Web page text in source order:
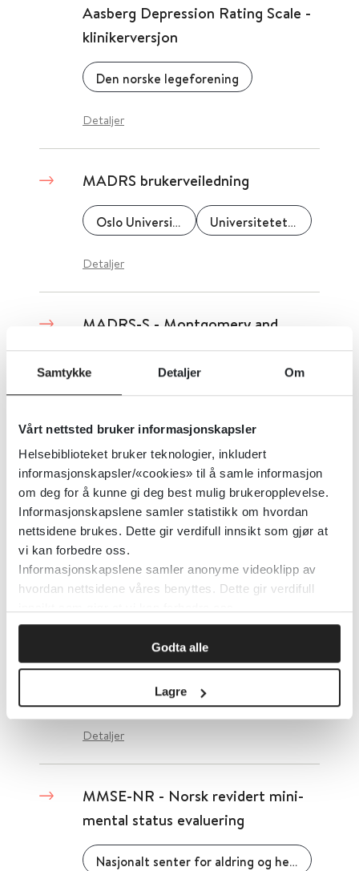
Samtykke Detaljer Om
Vårt nettsted bruker informasjonskapsler
Helsebiblioteket bruker teknologier, inkludert
informasjonskapsler/«cookies» til å samle informasjon
om deg for å kunne gi deg best mulig brukeropplevelse.
Informasjonskapslene samler statistikk om hvordan
nettsidene brukes. Dette gir verdifull innsikt som gjør at
vi kan forbedre oss.
Informasjonskapslene samler anonyme videoklipp av
hvordan nettsidene våres benyttes. Dette gir verdifull
Godta alle
Lagre
Aasberg Depression Rating Scale -
klinikerversjon
Den norske legeforening
Detaljer
MADRS brukerveiledning
Oslo Universitetssykehus Universitetet i Oslo (UiO)
Detaljer
MADRS-S - Montgomery and
Åsberg Depression Rating Scale
(selvutfylling)
Detaljer
Mayo søvnskjema
Haukeland Universitetssykehus
Detaljer
MDAS - The Memorial Delirium
Assessment Scale
Den norske legeforening
Detaljer
MMSE-NR - Norsk revidert mini-
mental status evaluering
Nasjonalt senter for aldring og helse